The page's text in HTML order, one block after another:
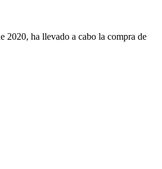
2020, ha llevado a cabo la compra de